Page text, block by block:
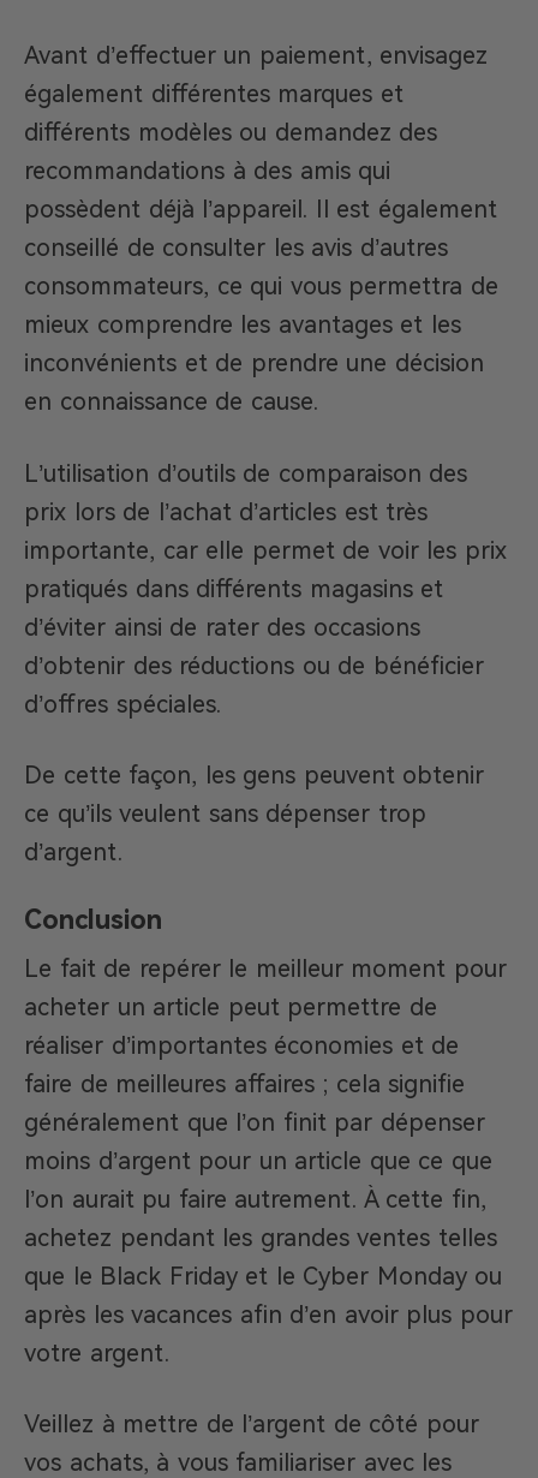
Avant d’effectuer un paiement, envisagez
également différentes marques et
différents modèles ou demandez des
recommandations à des amis qui
possèdent déjà l’appareil. Il est également
conseillé de consulter les avis d’autres
consommateurs, ce qui vous permettra de
mieux comprendre les avantages et les
inconvénients et de prendre une décision
en connaissance de cause.
L’utilisation d’outils de comparaison des
prix lors de l’achat d’articles est très
importante, car elle permet de voir les prix
pratiqués dans différents magasins et
d’éviter ainsi de rater des occasions
d’obtenir des réductions ou de bénéficier
d’offres spéciales.
De cette façon, les gens peuvent obtenir
ce qu’ils veulent sans dépenser trop
d’argent.
Conclusion
Le fait de repérer le meilleur moment pour
acheter un article peut permettre de
réaliser d’importantes économies et de
faire de meilleures affaires ; cela signifie
généralement que l’on finit par dépenser
moins d’argent pour un article que ce que
l’on aurait pu faire autrement. À cette fin,
achetez pendant les grandes ventes telles
que le Black Friday et le Cyber Monday ou
après les vacances afin d’en avoir plus pour
votre argent.
Veillez à mettre de l’argent de côté pour
vos achats, à vous familiariser avec les